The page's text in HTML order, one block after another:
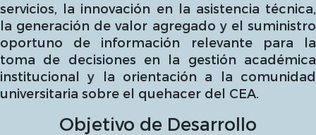
servicios, la innovación en la asistencia técnica,
la generación de valor agregado y el suministro
oportuno de información relevante para la
toma de decisiones en la gestión académica
institucional y la orientación a la comunidad
universitaria sobre el quehacer del CEA.
Objetivo de Desarrollo